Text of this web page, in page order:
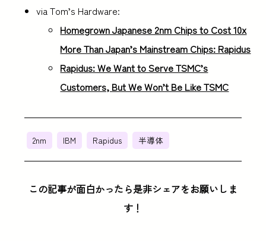
via Tom’s Hardware:
Homegrown Japanese 2nm Chips to Cost 10x
More Than Japan’s Mainstream Chips: Rapidus
Rapidus: We Want to Serve TSMC’s
Customers, But We Won’t Be Like TSMC
2nm IBM Rapidus 半導体
この記事が面白かったら是非シェアをお願いしま
す！